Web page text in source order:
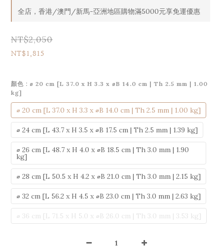
全店，香港/澳門/新馬-亞洲地區購物滿5000元享免運優惠
NT$2,050
NT$1,815
顏色 : ⌀ 20 cm [L 37.0 x H 3.3 x ⌀B 14.0 cm | Th 2.5 mm | 1.00
kg]
⌀ 20 cm [L 37.0 x H 3.3 x ⌀B 14.0 cm | Th 2.5 mm | 1.00 kg]
⌀ 24 cm [L 43.7 x H 3.5 x ⌀B 17.5 cm | Th 2.5 mm | 1.39 kg]
⌀ 26 cm [L 48.7 x H 4.0 x ⌀B 18.5 cm | Th 3.0 mm | 1.90
kg]
⌀ 28 cm [L 50.5 x H 4.2 x ⌀B 21.0 cm | Th 3.0 mm | 2.15 kg]
⌀ 32 cm [L 56.2 x H 4.5 x ⌀B 23.0 cm | Th 3.0 mm | 2.63 kg]
⌀ 36 cm [L 71.5 x H 5.0 x ⌀B 26.0 cm | Th 3.0 mm | 3.53 kg]